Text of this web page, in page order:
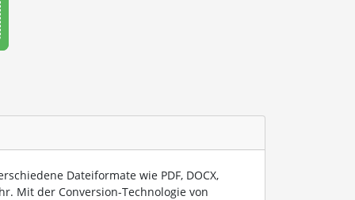
Dateiformate wie PDF, DOCX,
Mit der Conversion-Technologie von